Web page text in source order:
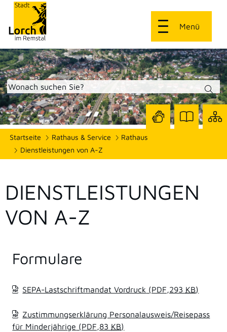
Menü
Startseite Rathaus & Service
Rathaus
Dienstleistungen von A-Z
Seite
DIENSTLEISTUNGEN
VON A-Z
Formulare
SEPA-Lastschriftmandat Vordruck (PDF,293 KB)
Zustimmungserklärung Personalausweis/Reisepass
für Minderjährige (PDF,83 KB)